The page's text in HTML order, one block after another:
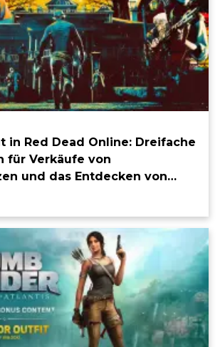
in Red Dead Online: Dreifache
für Verkäufe von
und das Entdecken von
in Telegramm-Missionen